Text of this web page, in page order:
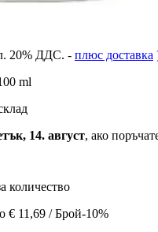
20% ДДС. - плюс доставка
ml
14. август, ако
количество
€ 11,69 / Брой-10%